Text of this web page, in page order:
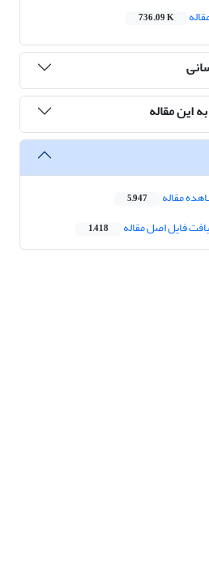
736.09 K
این مقاله
مقاله 5,947
فایل اصل مقاله 1,418